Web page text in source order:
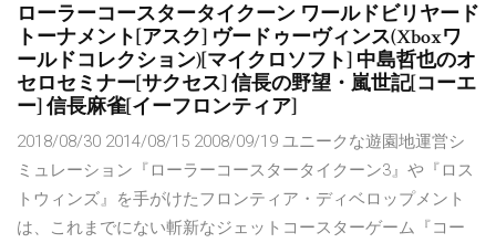
ローラーコースタータイクーン ワールドビリヤード
トーナメント[アスク] ヴードゥーヴィンス(Xboxワ
ールドコレクション)[マイクロソフト] 中島哲也のオ
セロセミナー[サクセス] 信長の野望・嵐世記[コーエ
ー] 信長麻雀[イーフロンティア]
2018/08/30 2014/08/15 2008/09/19 ユニークな遊園地運営シ
ミュレーション『ローラーコースタータイクーン3』や『ロス
トウィンズ』を手がけたフロンティア・ディベロップメント
は、これまでにない斬新なジェットコースターゲーム『コー